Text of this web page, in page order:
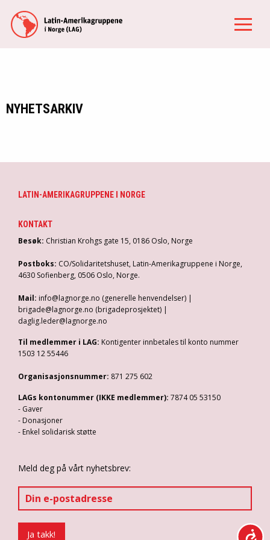
NYHETSARKIV
LATIN-AMERIKAGRUPPENE I NORGE
KONTAKT
Besøk: Christian Krohgs gate 15, 0186 Oslo, Norge
Postboks: CO/Solidaritetshuset, Latin-Amerikagruppene i Norge,
4630 Sofienberg, 0506 Oslo, Norge.
Mail: info@lagnorge.no (generelle henvendelser) |
brigade@lagnorge.no (brigadeprosjektet) |
daglig.leder@lagnorge.no
Til medlemmer i LAG: Kontigenter innbetales til konto nummer
1503 12 55446
Organisasjonsnummer: 871 275 602
LAGs kontonummer (IKKE medlemmer): 7874 05 53150
- Gaver
- Donasjoner
- Enkel solidarisk støtte
Meld deg på vårt nyhetsbrev: